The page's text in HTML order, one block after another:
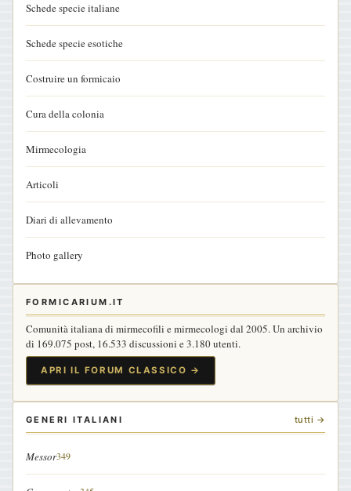
Schede specie italiane
Schede specie esotiche
Costruire un formicaio
Cura della colonia
Mirmecologia
Articoli
Diari di allevamento
Photo gallery
FORMICARIUM.IT
Comunità italiana di mirmecofili e mirmecologi dal 2005. Un archivio
di 169.075 post, 16.533 discussioni e 3.180 utenti.
APRI IL FORUM CLASSICO →
GENERI ITALIANI tutti →
Messor349